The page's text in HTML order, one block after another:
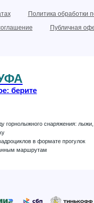
Политика обработки
Публичная
берите
горнолыжного снаряжения: лыжи,
в формате прогулок
маршрутам